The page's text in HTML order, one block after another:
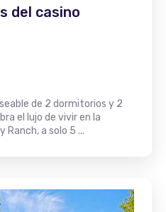
del casino
de 2 dormitorios y 2
el lujo de vivir en la
Ranch, a solo 5 ...